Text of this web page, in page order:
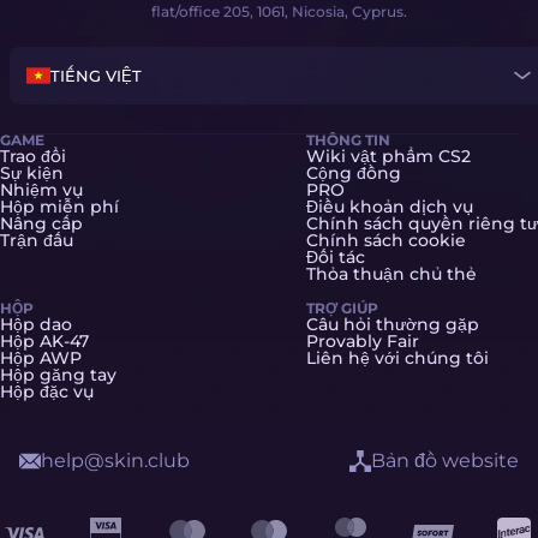
flat/office 205, 1061, Nicosia, Cyprus.
TIẾNG VIỆT
GAME
Trao đổi
Sự kiện
Nhiệm vụ
Hộp miễn phí
Nâng cấp
Trận đấu
HỘP
Hộp dao
Hộp AK-47
Hộp AWP
Hộp găng tay
Hộp đặc vụ
THÔNG TIN
Wiki vật phẩm CS2
Cộng đồng
PRO
Điều khoản dịch vụ
Chính sách quyền riêng tư
Chính sách cookie
Đối tác
Thỏa thuận chủ thẻ
TRỢ GIÚP
Câu hỏi thường gặp
Provably Fair
Liên hệ với chúng tôi
help@skin.club Bản đồ website